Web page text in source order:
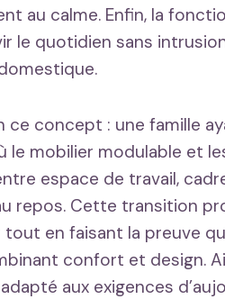
au calme. Enfin, la
le quotidien sans
ce concept : une famille
le mobilier modulable et
espace de travail,
repos. Cette transition
en faisant la preuve
confort et design.
aux exigences